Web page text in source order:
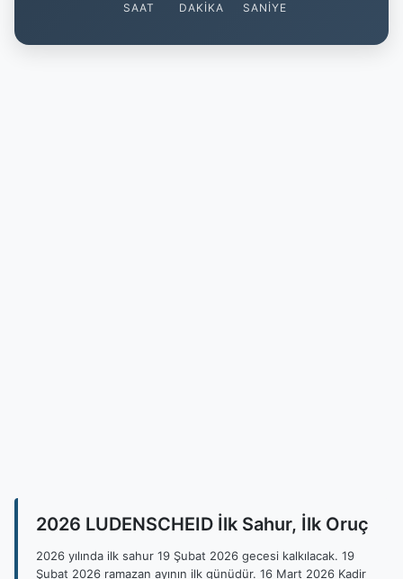
SAAT DAKIKA SANIYE
2026 LUDENSCHEID İlk Sahur, İlk Oruç
2026 yılında ilk sahur 19 Şubat 2026 gecesi kalkılacak. 19
Şubat 2026 ramazan ayının ilk günüdür. 16 Mart 2026 Kadir